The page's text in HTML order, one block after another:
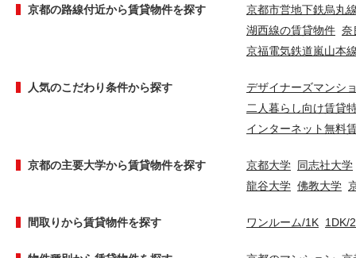
京都の路線付近から賃貸物件を探す
京都市営地下鉄烏丸
湖西線の賃貸物件 奈
京福電気鉄道嵐山本
人気のこだわり条件から探す
デザイナーズマンシ
二人暮らし向け賃貸
インターネット無料
京都の主要大学から賃貸物件を探す 京都大学 同志社大学
龍谷大学 佛教大学
間取りから賃貸物件を探す ワンルーム/1K 1DK/